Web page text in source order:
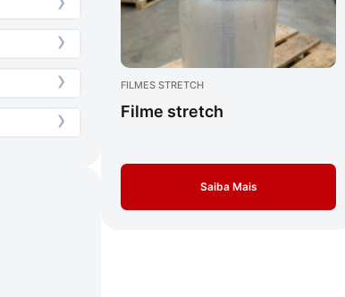
FILMES STRETCH
Filme stretch
Saiba Mais